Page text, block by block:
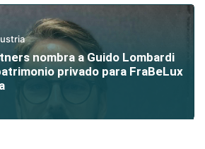
nombra a Guido Lombardi
privado para FraBeLux